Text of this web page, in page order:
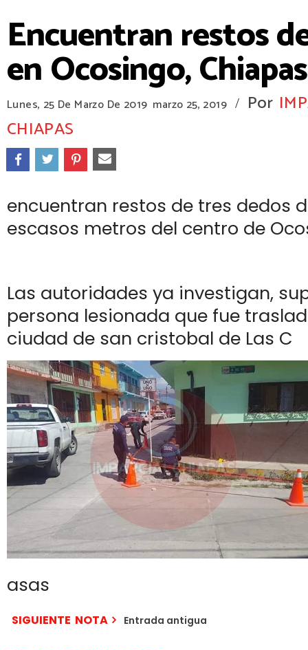
Encuentran restos
en Ocosingo,
Lunes, 25 De Marzo De 2019 marzo 25, 2019 / Por
CHIAPAS
encuentran restos de tres dedos
escasos metros del centro de
Las autoridades ya investigan,
persona lesionada que fue
ciudad de san cristobal de Las C
asas
SIGUIENTE NOTA Entrada antigua